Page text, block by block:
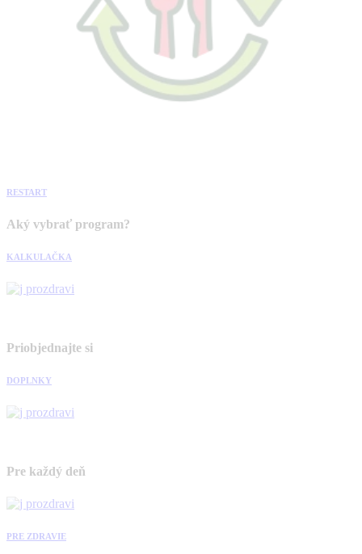
RESTART
Aký vybrať program?
KALKULAČKA
Priobjednajte si
DOPLNKY
Pre každý deň
PRE ZDRAVIE